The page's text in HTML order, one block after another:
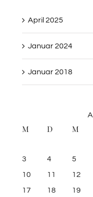
April 2025
Januar 2024
Januar 2018
M D M
3
4 5
10
11 12
17
18 19